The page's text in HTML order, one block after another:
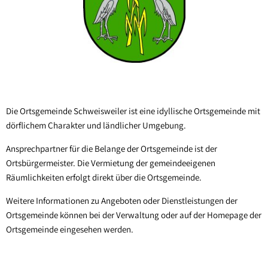
Sippersfeld
Steinbach a. Dbg.
Wartenberg-Rohrbach
OT Hochstein
OT Potzbach
Die Ortsgemeinde Schweisweiler ist eine idyllische Ortsgemeinde mit
dörflichem Charakter und ländlicher Umgebung.
Ansprechpartner für die Belange der Ortsgemeinde ist der
Ortsbürgermeister. Die Vermietung der gemeindeeigenen
Räumlichkeiten erfolgt direkt über die Ortsgemeinde.
Weitere Informationen zu Angeboten oder Dienstleistungen der
Ortsgemeinde können bei der Verwaltung oder auf der Homepage der
Ortsgemeinde eingesehen werden.